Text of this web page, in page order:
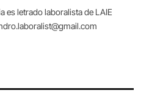
es letrado laboralista de LAIE